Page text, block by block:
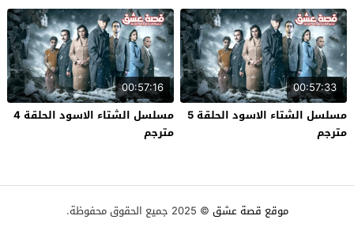
00:57:33
مسلسل الشتاء الاسود الحلقة 5
مترجم
00:57:16
مسلسل الشتاء الاسود الحلقة 4
مترجم
موقع قصة عشق © 2025 جميع الحقوق محفوظة.